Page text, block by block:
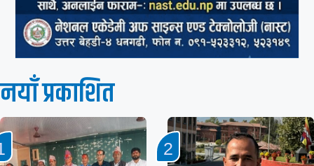
नयाँ प्रकाशित